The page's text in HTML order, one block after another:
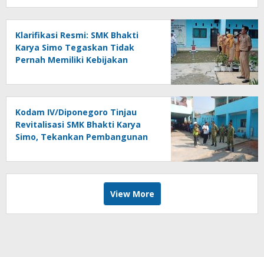
Klarifikasi Resmi: SMK Bhakti
Karya Simo Tegaskan Tidak
Pernah Memiliki Kebijakan
Kodam IV/Diponegoro Tinjau
Revitalisasi SMK Bhakti Karya
Simo, Tekankan Pembangunan
View More